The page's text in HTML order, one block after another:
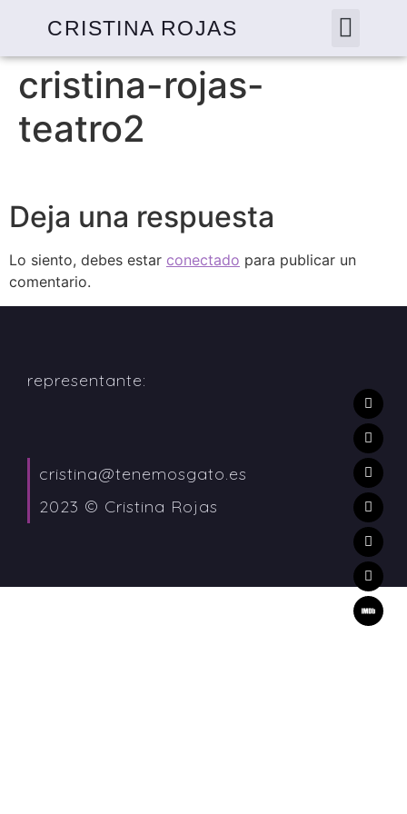
CRISTINA ROJAS
cristina-rojas-
teatro2
Deja una respuesta
Lo siento, debes estar conectado para publicar un
comentario.
representante:
cristina@tenemosgato.es
2023 © Cristina Rojas